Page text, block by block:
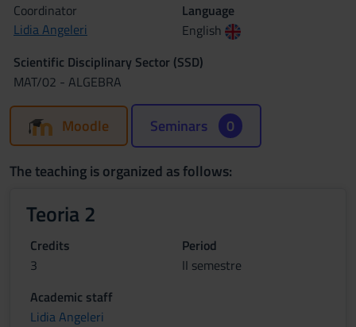
Coordinator
Lidia Angeleri
Language
English
Scientific Disciplinary Sector (SSD)
MAT/02 - ALGEBRA
Moodle Seminars 0
The teaching is organized as follows:
Teoria 2
Credits
3
Period
II semestre
Academic staff
Lidia Angeleri